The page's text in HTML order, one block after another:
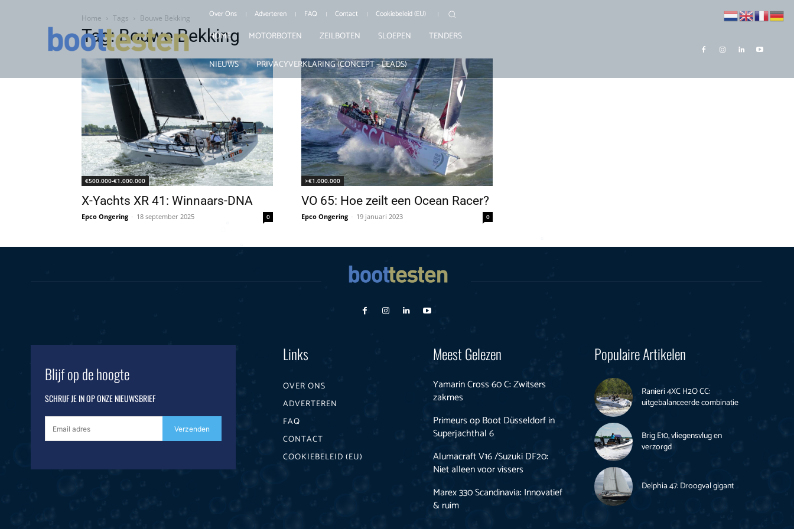
Over Ons Adverteren FAQ Contact Cookiebeleid (EU)
HOME MOTORBOTEN ZEILBOTEN SLOEPEN TENDERS
NIEUWS PRIVACYVERKLARING (CONCEPT – LEADS)
Home Tags Bouwe Bekking
Tag: Bouwe Bekking
€500.000-€1.000.000
X-Yachts XR 41: Winnaars-DNA
Epco Ongering - 18 september 2025 0
>€1.000.000
VO 65: Hoe zeilt een Ocean Racer?
Epco Ongering - 19 januari 2023 0
Blijf op de hoogte
SCHRIJF JE IN OP ONZE NIEUWSBRIEF
Verzenden
Links
OVER ONS
ADVERTEREN
FAQ
CONTACT
COOKIEBELEID (EU)
Meest Gelezen
Yamarin Cross 60 C: Zwitsers
zakmes
Primeurs op Boot Düsseldorf in
Superjachthal 6
Alumacraft V16 /Suzuki DF20:
Niet alleen voor vissers
Marex 330 Scandinavia: Innovatief
& ruim
Populaire Artikelen
Ranieri 4XC H2O CC:
uitgebalanceerde combinatie
Brig E10, vliegensvlug en
verzorgd
Delphia 47: Droogval gigant